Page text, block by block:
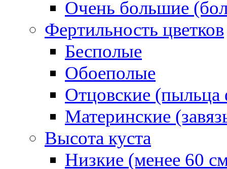
Очень большие
Фертильность цветков
Бесполые
Обоеполые
Отцовские (пыльца
Материнские
Высота куста
Низкие (менее 60